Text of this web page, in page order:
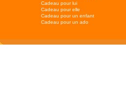
Cadeau pour lui
Cadeau pour elle
Cadeau pour un enfant
Cadeau pour un ado